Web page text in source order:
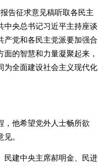
告征求意见稿听取各民主
中央总书记习近平主持座谈
产党和各民主党派要加强合
的智慧和力量凝聚起来，
为全面建设社会主义现代化
，他希望党外人士畅所欲
。
民建中央主席郝明金、民进